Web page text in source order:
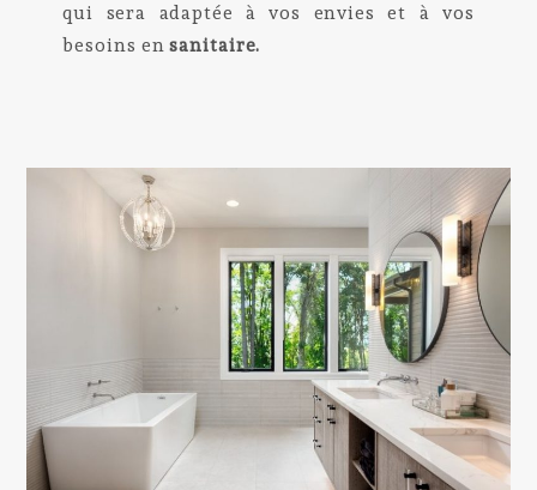
qui sera adaptée à vos envies et à vos
besoins en sanitaire.